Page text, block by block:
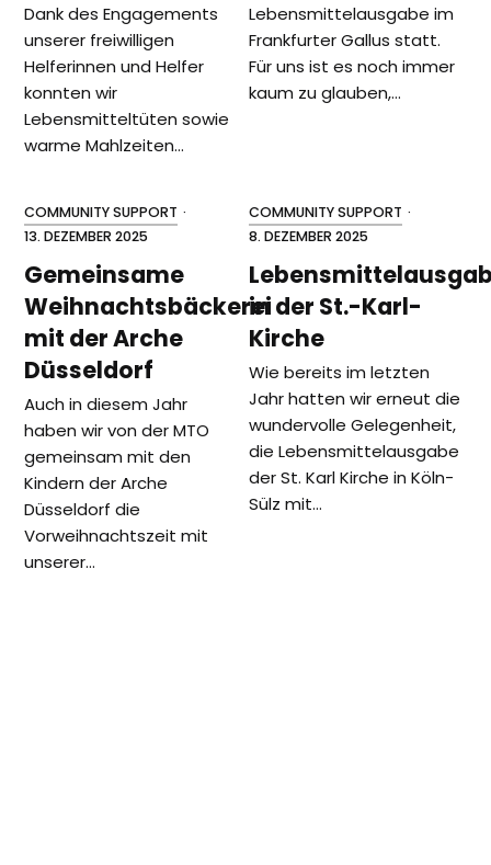
Dank des Engagements
unserer freiwilligen
Helferinnen und Helfer
konnten wir
Lebensmitteltüten sowie
warme Mahlzeiten…
Lebensmittelausgabe im
Frankfurter Gallus statt.
Für uns ist es noch immer
kaum zu glauben,…
COMMUNITY SUPPORT ·
13. DEZEMBER 2025
Gemeinsame
Weihnachtsbäckerei
mit der Arche
Düsseldorf
Auch in diesem Jahr
haben wir von der MTO
gemeinsam mit den
Kindern der Arche
Düsseldorf die
Vorweihnachtszeit mit
unserer…
COMMUNITY SUPPORT ·
8. DEZEMBER 2025
in der St.-Karl-
Kirche
Wie bereits im letzten
Jahr hatten wir erneut die
wundervolle Gelegenheit,
die Lebensmittelausgabe
der St. Karl Kirche in Köln-
Sülz mit…